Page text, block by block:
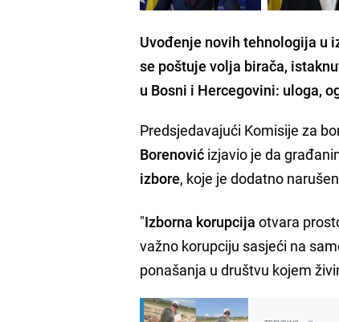
Uvođenje novih tehnologija u
se poštuje volja birača,
u Bosni i Hercegovini: uloga,
Predsjedavajući Komisije za
Borenović izjavio je da
izbore, koje je dodatno
"Izborna korupcija otvara
važno korupciju sasjeći na
ponašanja u društvu kojem